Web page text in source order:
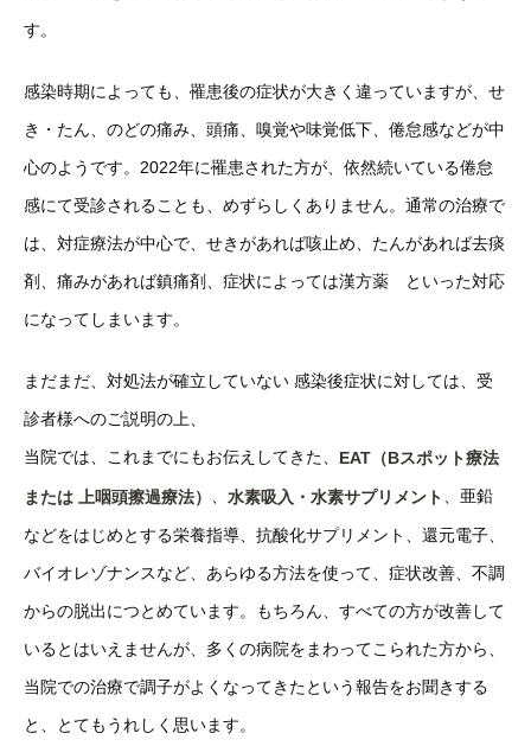
す。
感染時期によっても、罹患後の症状が大きく違っていますが、せ
き・たん、のどの痛み、頭痛、嗅覚や味覚低下、倦怠感などが中
心のようです。2022年に罹患された方が、依然続いている倦怠
感にて受診されることも、めずらしくありません。通常の治療で
は、対症療法が中心で、せきがあれば咳止め、たんがあれば去痰
剤、痛みがあれば鎮痛剤、症状によっては漢方薬 といった対応
になってしまいます。
まだまだ、対処法が確立していない 感染後症状に対しては、受
診者様へのご説明の上、
当院では、これまでにもお伝えしてきた、 EAT（Bスポット療法
または 上咽頭擦過療法） 水素吸入・水素サプリメント 、亜鉛
などをはじめとする栄養指導、抗酸化サプリメント、還元電子、
バイオレゾナンスなど、あらゆる方法を使って、症状改善、不調
からの脱出につとめています。もちろん、すべての方が改善して
いるとはいえませんが、多くの病院をまわってこられた方から、
当院での治療で調子がよくなってきたという報告をお聞きする
と、とてもうれしく思います。